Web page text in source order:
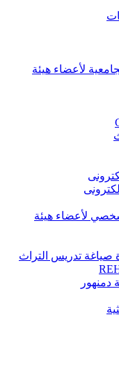
لأعضاء هيئة
لأعضاء هيئة
صياغة تدريس التراث